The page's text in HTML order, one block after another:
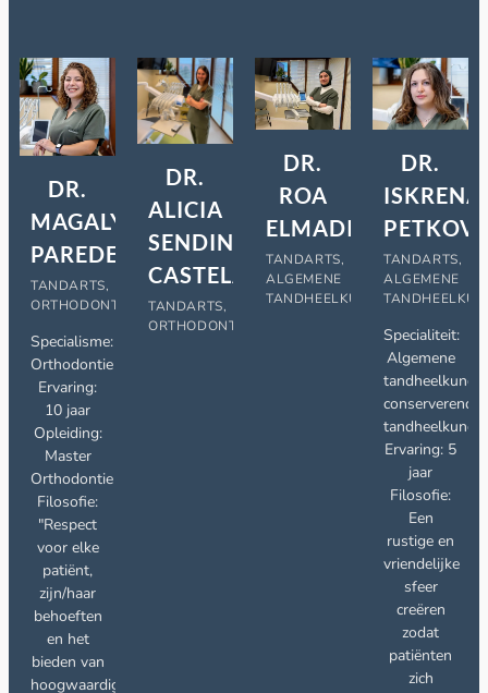
DR.
MAGALY
PAREDES
TANDARTS,
ORTHODONTIE
Specialisme:
Orthodontie
Ervaring:
10 jaar
Opleiding:
Master
Orthodontie
Filosofie:
"Respect
voor elke
patiënt,
zijn/haar
behoeften
en het
bieden van
hoogwaardige
DR.
ALICIA
SENDIN
CASTELAO
TANDARTS,
ORTHODONTIE
DR.
ROA
ELMADI
TANDARTS,
ALGEMENE
TANDHEELKUNDE
DR.
ISKRENA
TANDARTS,
ALGEMENE
Specialiteit:
Algemene
tandheelkunde,
conserverende
tandheelkunde
Ervaring: 5
jaar
Filosofie:
Een
rustige en
vriendelijke
sfeer
creëren
zodat
patiënten
zich